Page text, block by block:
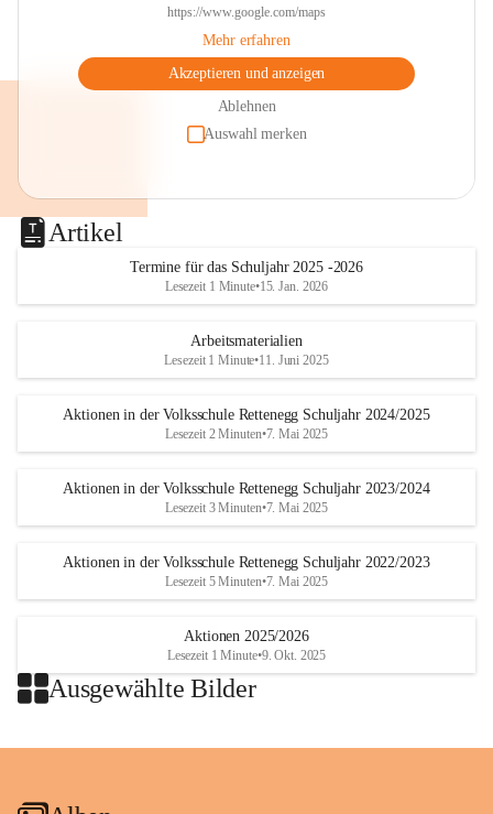
https://www.google.com/maps
Mehr erfahren
Akzeptieren und anzeigen
Ablehnen
Auswahl merken
Artikel
Termine für das Schuljahr 2025 -2026
Lesezeit 1 Minute•15. Jan. 2026
Arbeitsmaterialien
Lesezeit 1 Minute•11. Juni 2025
Aktionen in der Volksschule Rettenegg Schuljahr 2024/2025
Lesezeit 2 Minuten•7. Mai 2025
Aktionen in der Volksschule Rettenegg Schuljahr 2023/2024
Lesezeit 3 Minuten•7. Mai 2025
Aktionen in der Volksschule Rettenegg Schuljahr 2022/2023
Lesezeit 5 Minuten•7. Mai 2025
Aktionen 2025/2026
Lesezeit 1 Minute•9. Okt. 2025
Ausgewählte Bilder